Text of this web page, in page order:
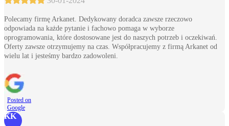
Polecamy firmę Arkanet. Dedykowany doradca zawsze rzeczowo
odpowiada na każde pytanie i fachowo pomaga w wyborze
oprogramowania, które dostosowane jest do naszych potrzeb i oczekiwań.
Oferty zawsze otrzymujemy na czas. Współpracujemy z firmą Arkanet od
wielu lat i jesteśmy bardzo zadowoleni.
Posted on
Google
KK